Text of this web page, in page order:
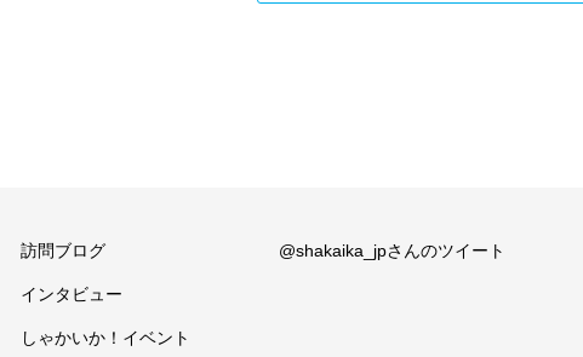
訪問ブログ
インタビュー
しゃかいか！イベント
@shakaika_jpさんのツイート